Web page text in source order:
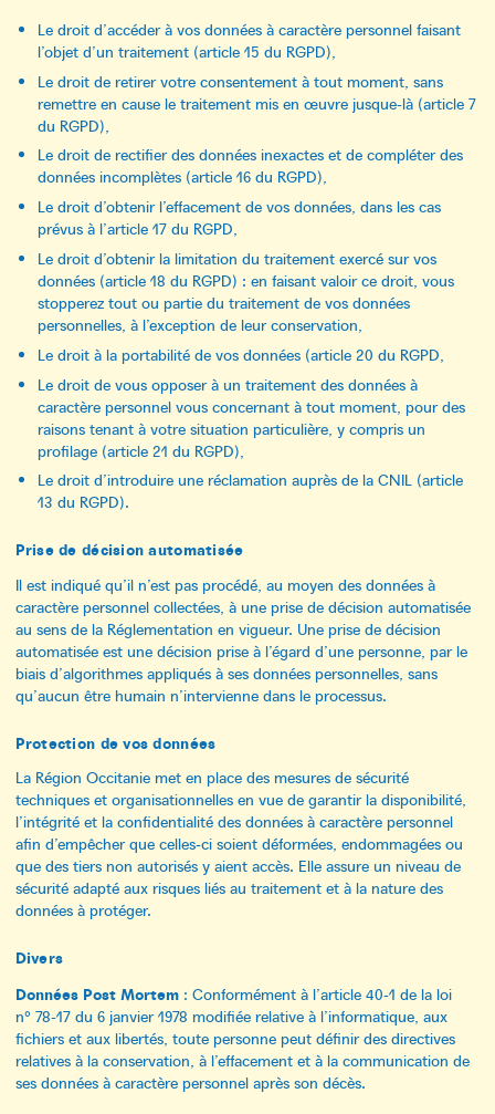
Le droit d’accéder à vos données à caractère personnel faisant
l’objet d’un traitement (article 15 du RGPD),
Le droit de retirer votre consentement à tout moment, sans
remettre en cause le traitement mis en œuvre jusque-là (article 7
du RGPD),
Le droit de rectifier des données inexactes et de compléter des
données incomplètes (article 16 du RGPD),
Le droit d’obtenir l’effacement de vos données, dans les cas
prévus à l’article 17 du RGPD,
Le droit d’obtenir la limitation du traitement exercé sur vos
données (article 18 du RGPD) : en faisant valoir ce droit, vous
stopperez tout ou partie du traitement de vos données
personnelles, à l’exception de leur conservation,
Le droit à la portabilité de vos données (article 20 du RGPD,
Le droit de vous opposer à un traitement des données à
caractère personnel vous concernant à tout moment, pour des
raisons tenant à votre situation particulière, y compris un
profilage (article 21 du RGPD),
Le droit d’introduire une réclamation auprès de la CNIL (article
13 du RGPD).
Prise de décision automatisée
Il est indiqué qu’il n’est pas procédé, au moyen des données à
caractère personnel collectées, à une prise de décision automatisée
au sens de la Réglementation en vigueur. Une prise de décision
automatisée est une décision prise à l’égard d’une personne, par le
biais d’algorithmes appliqués à ses données personnelles, sans
qu’aucun être humain n’intervienne dans le processus.
Protection de vos données
La Région Occitanie met en place des mesures de sécurité
techniques et organisationnelles en vue de garantir la disponibilité,
l’intégrité et la confidentialité des données à caractère personnel
afin d’empêcher que celles-ci soient déformées, endommagées ou
que des tiers non autorisés y aient accès. Elle assure un niveau de
sécurité adapté aux risques liés au traitement et à la nature des
données à protéger.
Divers
Données Post Mortem: Conformément à l’article 40-1 de la loi
n° 78-17 du 6 janvier 1978 modifiée relative à l’informatique, aux
fichiers et aux libertés, toute personne peut définir des directives
relatives à la conservation, à l’effacement et à la communication de
ses données à caractère personnel après son décès.